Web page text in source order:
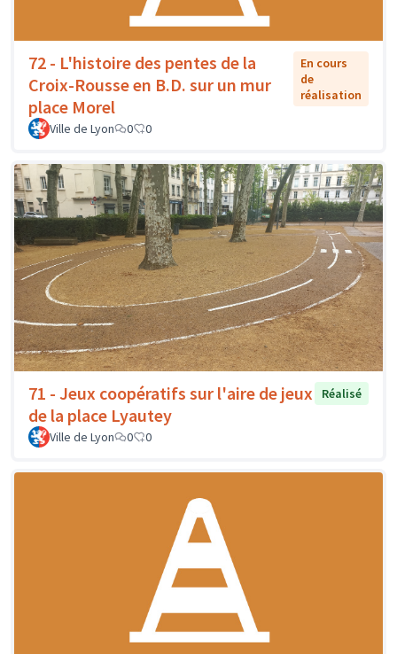
72 - L'histoire des pentes de la
Croix-Rousse en B.D. sur un mur
place Morel
En cours
de
réalisation
Ville de Lyon 0 0
71 - Jeux coopératifs sur l'aire de jeux
de la place Lyautey
Réalisé
Ville de Lyon 0 0